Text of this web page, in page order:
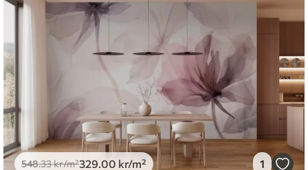
.00 kr /m²
and Stick
548.33kr/m²329 .00 kr/m² 1